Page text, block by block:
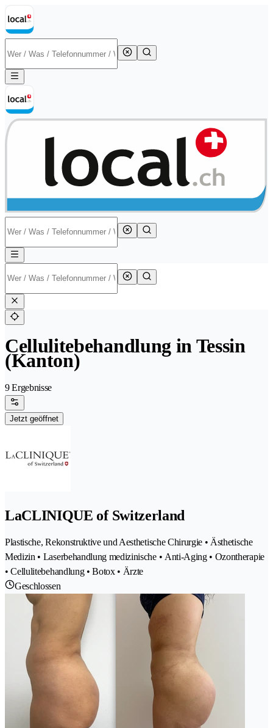
Cellulitebehandlung in Tessin
(Kanton)
9 Ergebnisse
Jetzt geöffnet
LaCLINIQUE of Switzerland
Plastische, Rekonstruktive und Aesthetische Chirurgie • Ästhetische
Medizin • Laserbehandlung medizinische • Anti-Aging • Ozontherapie
• Cellulitebehandlung • Botox • Ärzte
Geschlossen